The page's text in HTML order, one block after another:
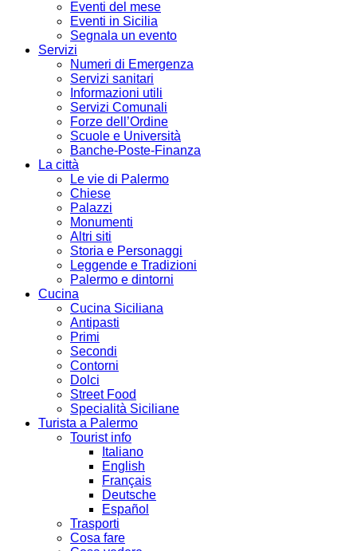
Eventi del mese
Eventi in Sicilia
Segnala un evento
Servizi
Numeri di Emergenza
Servizi sanitari
Informazioni utili
Servizi Comunali
Forze dell’Ordine
Scuole e Università
Banche-Poste-Finanza
La città
Le vie di Palermo
Chiese
Palazzi
Monumenti
Altri siti
Storia e Personaggi
Leggende e Tradizioni
Palermo e dintorni
Cucina
Cucina Siciliana
Antipasti
Primi
Secondi
Contorni
Dolci
Street Food
Specialità Siciliane
Turista a Palermo
Tourist info
Italiano
English
Français
Deutsche
Español
Trasporti
Cosa fare